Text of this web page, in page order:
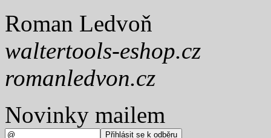
Roman Ledvoň
waltertools-eshop.cz
romanledvon.cz
Novinky mailem